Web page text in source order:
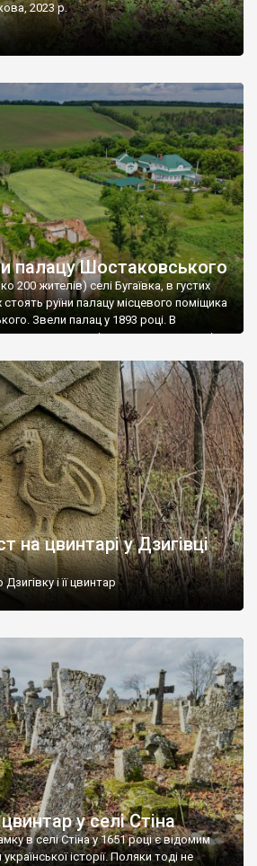
2023 р.
палацу Шостаковського
200 жителів) селі Бугаївка, в густих
руїни палацу місцевого поміщика
Звели палац у 1893 році. В
спочатку містилася школа, потім
туберкульозну лікарню. Коли із
– ми точно не […]
на цвинтарі у Дзигівці
і її цвинтар
у селі Стіна
в селі Стіна у 1651 році є відомим
історії. Поляки тоді не